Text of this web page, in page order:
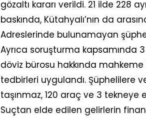
gözaltı kararı verildi. 21 ilde 228
baskında, Kütahyalı’nın da
Adreslerinde bulunamayan
Ayrıca soruşturma kapsamında
döviz bürosu hakkında
tedbirleri uygulandı. Şüphelilere
taşınmaz, 120 araç ve 3 tekneye
Suçtan elde edilen gelirlerin